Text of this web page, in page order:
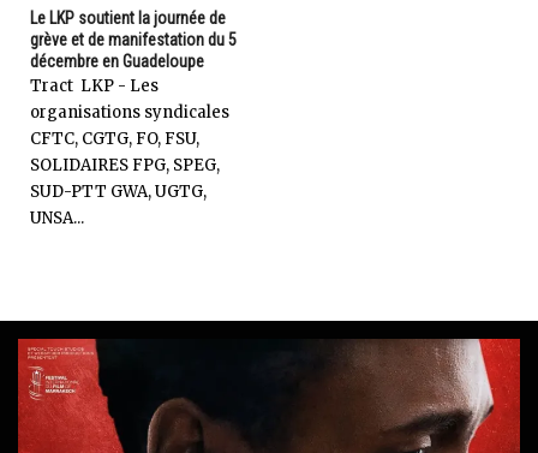
Le LKP soutient la journée de
grève et de manifestation du 5
décembre en Guadeloupe
Tract LKP - Les
organisations syndicales
CFTC, CGTG, FO, FSU,
SOLIDAIRES FPG, SPEG,
SUD-PTT GWA, UGTG,
UNSA...